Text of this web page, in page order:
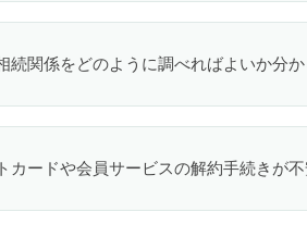
続関係をどのように調べればよいか分
カードや会員サービスの解約手続きが不